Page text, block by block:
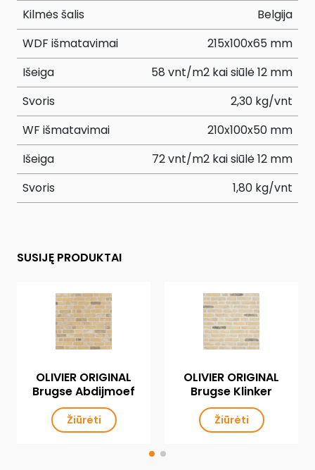
Kilmės šalis
Belgija
WDF išmatavimai
215x100x65 mm
Išeiga
58 vnt/m2 kai siūlė 12 mm
Svoris
2,30 kg/vnt
WF išmatavimai
210x100x50 mm
Išeiga
72 vnt/m2 kai siūlė 12 mm
Svoris
1,80 kg/vnt
SUSIJĘ PRODUKTAI
OLIVIER ORIGINAL
Brugse Abdijmoef
Žiūrėti
OLIVIER ORIGINAL
Brugse Klinker
Žiūrėti